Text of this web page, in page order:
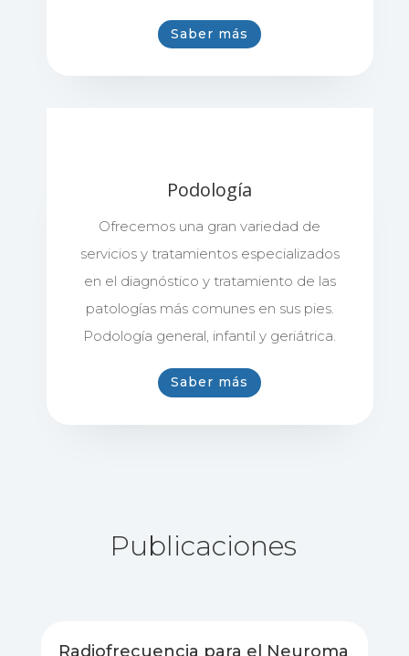
Saber más
Podología
Ofrecemos una gran variedad de
servicios y tratamientos especializados
en el diagnóstico y tratamiento de las
patologías más comunes en sus pies.
Podología general, infantil y geriátrica.
Saber más
Publicaciones
Radiofrecuencia para el Neuroma